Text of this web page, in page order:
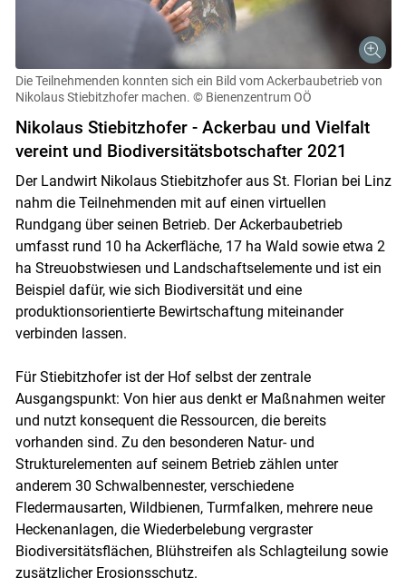
Skip to main content
Die Teilnehmenden konnten sich ein Bild vom Ackerbaubetrieb von
Nikolaus Stiebitzhofer machen. © Bienenzentrum OÖ
Nikolaus Stiebitzhofer - Ackerbau und Vielfalt
vereint und Biodiversitätsbotschafter 2021
Der Landwirt Nikolaus Stiebitzhofer aus St. Florian bei Linz
nahm die Teilnehmenden mit auf einen virtuellen
Rundgang über seinen Betrieb. Der Ackerbaubetrieb
umfasst rund 10 ha Ackerfläche, 17 ha Wald sowie etwa 2
ha Streuobstwiesen und Landschaftselemente und ist ein
Beispiel dafür, wie sich Biodiversität und eine
produktionsorientierte Bewirtschaftung miteinander
verbinden lassen.
Für Stiebitzhofer ist der Hof selbst der zentrale
Ausgangspunkt: Von hier aus denkt er Maßnahmen weiter
und nutzt konsequent die Ressourcen, die bereits
vorhanden sind. Zu den besonderen Natur- und
Strukturelementen auf seinem Betrieb zählen unter
anderem 30 Schwalbennester, verschiedene
Fledermausarten, Wildbienen, Turmfalken, mehrere neue
Heckenanlagen, die Wiederbelebung vergraster
Biodiversitätsflächen, Blühstreifen als Schlagteilung sowie
zusätzlicher Erosionsschutz.